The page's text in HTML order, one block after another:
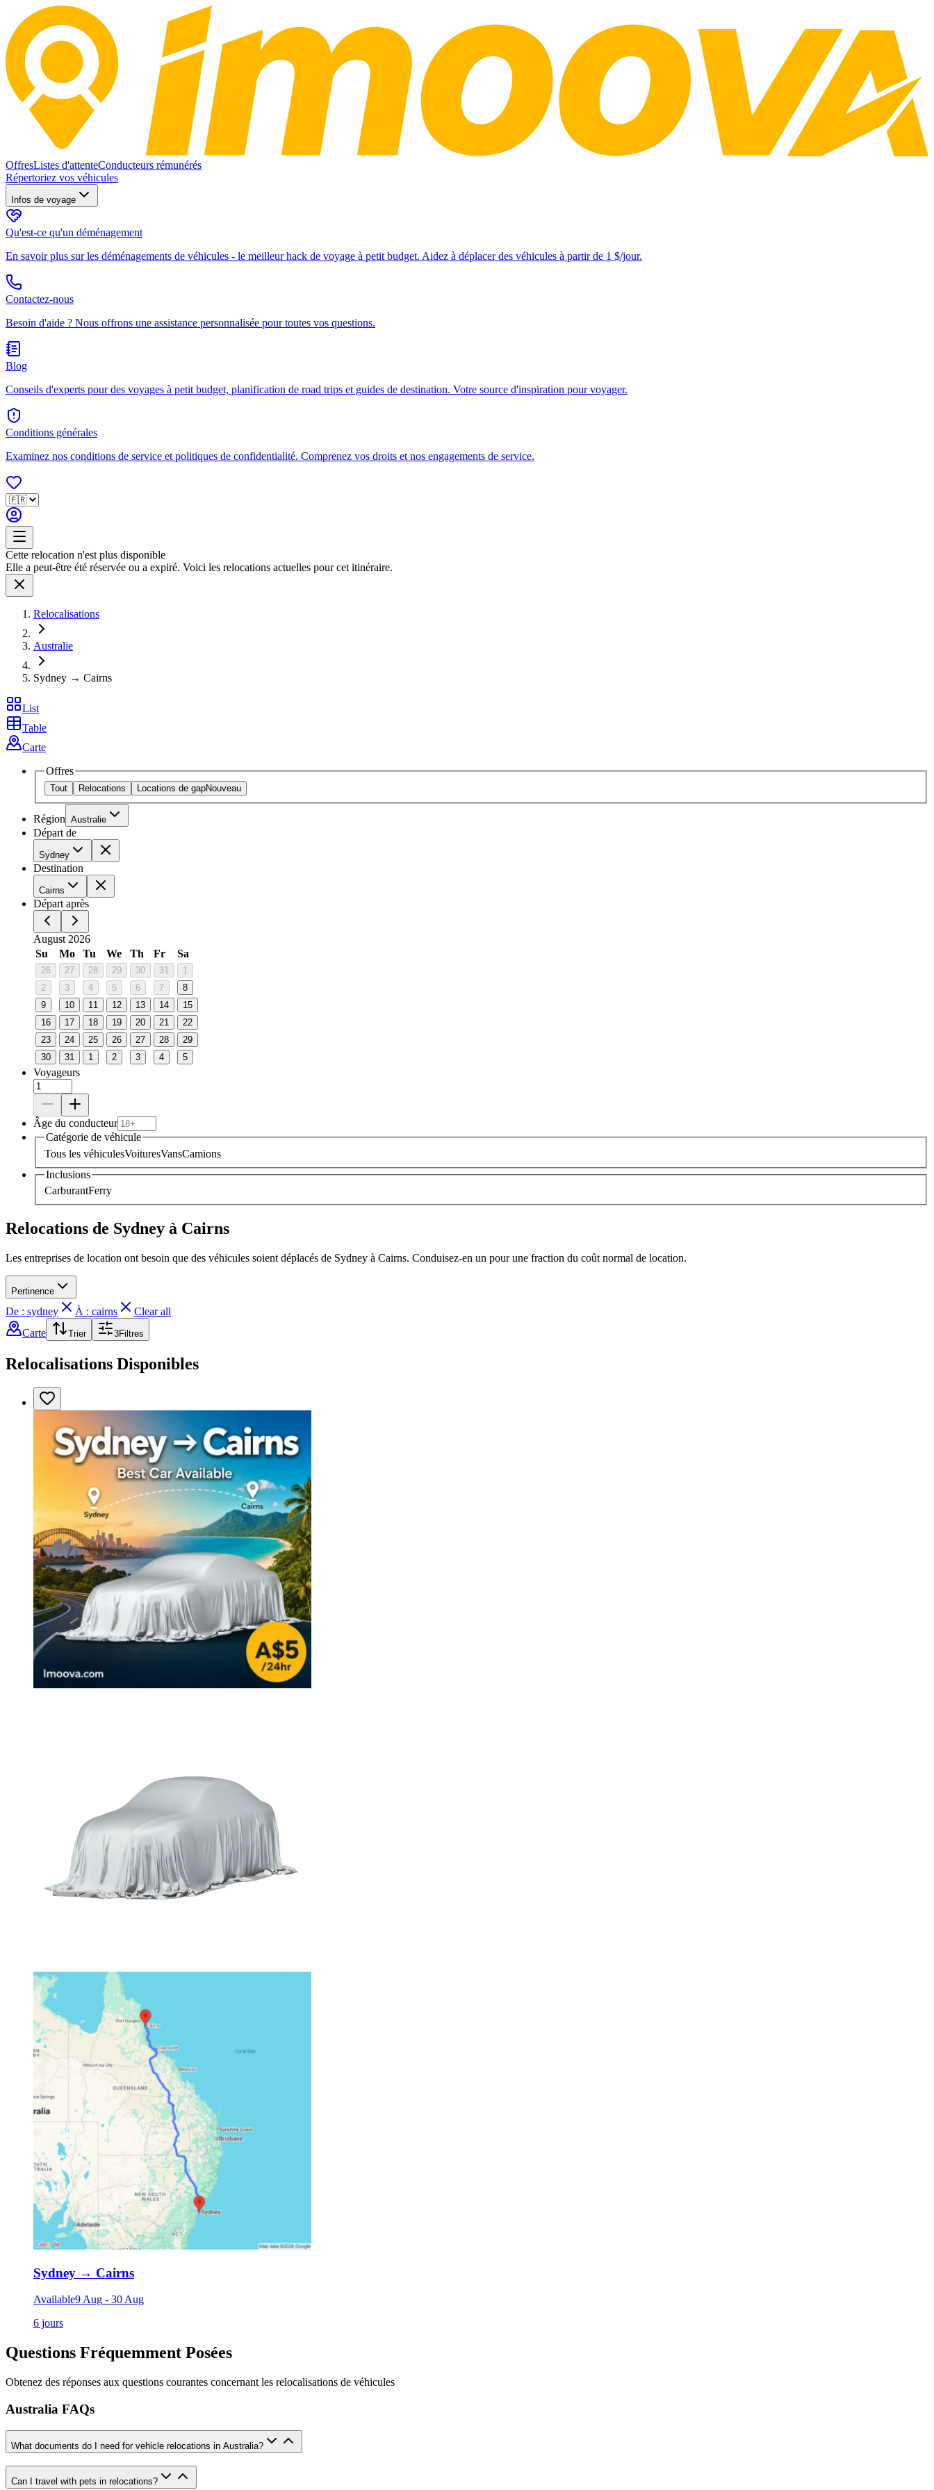
OffresListes d'attenteConducteurs rémunérés
Répertoriez vos véhicules
Infos de voyage
Qu'est-ce qu'un déménagement
En savoir plus sur les déménagements de véhicules - le meilleur hack de voyage à petit budget. Aidez à déplacer des véhicules à partir de 1 $/jour.
Contactez-nous
Besoin d'aide ? Nous offrons une assistance personnalisée pour toutes vos questions.
Blog
Conseils d'experts pour des voyages à petit budget, planification de road trips et guides de destination. Votre source d'inspiration pour voyager.
Conditions générales
Examinez nos conditions de service et politiques de confidentialité. Comprenez vos droits et nos engagements de service.
Cette relocation n'est plus disponible
Elle a peut-être été réservée ou a expiré. Voici les relocations actuelles pour cet itinéraire.
Relocalisations
Australie
Sydney → Cairns
List
Table
Carte
Offres
Tout Relocations Locations de gapNouveau
Région Australie
Départ de
Sydney
Destination
Cairns
Départ après
August 2026
Su
Mo Tu We Th Fr Sa
26 27 28 29 30 31
1
2
3 4 5 6 7
8
9
10 11 12 13 14
15
16
17 18 19 20 21
22
23
24 25 26 27 28
29
30
31 1 2 3 4 5
Voyageurs
Âge du conducteur
Catégorie de véhicule
Tous les véhiculesVoituresVansCamions
Inclusions
CarburantFerry
Relocations de Sydney à Cairns
Les entreprises de location ont besoin que des véhicules soient déplacés de Sydney à Cairns. Conduisez-en un pour une fraction du coût normal de location.
Pertinence
De : sydney À : cairns
Clear all
Carte
Trier 3Filtres
Relocalisations Disponibles
Sydney → Cairns
Available9 Aug - 30 Aug
6 jours
Questions Fréquemment Posées
Obtenez des réponses aux questions courantes concernant les relocalisations de véhicules
Australia FAQs
What documents do I need for vehicle relocations in Australia?
Can I travel with pets in relocations?